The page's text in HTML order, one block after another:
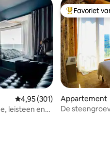
Gemiddelde beoordeling
4,95 (301)
leisteen en
Topfavoriet
Favoriet
Appartement
De